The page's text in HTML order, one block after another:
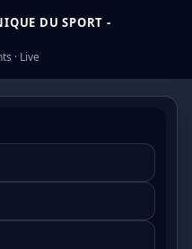
DU SPORT -
· Live